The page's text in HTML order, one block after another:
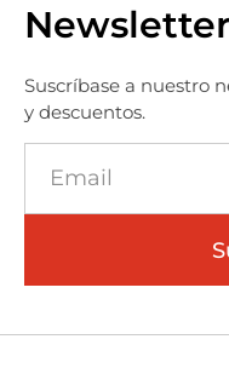
Newsletter
Suscríbase a nuestro
y descuentos.